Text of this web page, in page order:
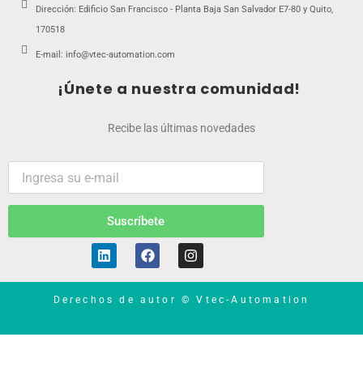
Suscríbete
Dirección: Edificio San Francisco - Planta Baja San Salvador E7-80 y Quito,
170518
E-mail: info@vtec-automation.com
¡Únete a nuestra comunidad!
Recibe las últimas novedades
LinkedinFacebookInstagram
Derechos de autor © Vtec-Automation